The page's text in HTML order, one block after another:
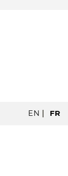
EN | FR